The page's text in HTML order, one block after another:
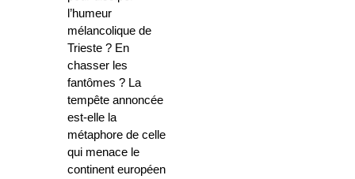
l’humeur
mélancolique de
Trieste ? En
chasser les
fantômes ? La
tempête annoncée
est-elle la
métaphore de celle
qui menace le
continent européen